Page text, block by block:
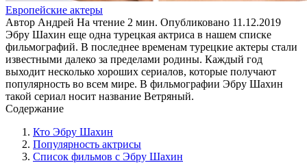
Европейские актеры
Автор Андрей На чтение 2 мин. Опубликовано 11.12.2019
Эбру Шахин еще одна турецкая актриса в нашем списке
фильмографий. В последнее временам турецкие актеры стали
известными далеко за пределами родины. Каждый год
выходит несколько хороших сериалов, которые получают
популярность во всем мире. В фильмографии Эбру Шахин
такой сериал носит название Ветряный.
Содержание
Кто Эбру Шахин
Популярность актрисы
Список фильмов с Эбру Шахин